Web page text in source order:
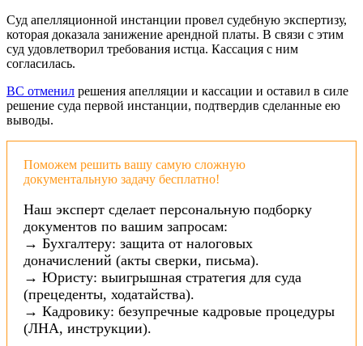
Суд апелляционной инстанции провел судебную экспертизу,
которая доказала занижение арендной платы. В связи с этим
суд удовлетворил требования истца. Кассация с ним
согласилась.
ВС отменил решения апелляции и кассации и оставил в силе
решение суда первой инстанции, подтвердив сделанные ею
выводы.
Поможем решить вашу самую сложную
документальную задачу бесплатно!
Наш эксперт сделает персональную подборку
документов по вашим запросам:
→ Бухгалтеру: защита от налоговых
доначислений (акты сверки, письма).
→ Юристу: выигрышная стратегия для суда
(прецеденты, ходатайства).
→ Кадровику: безупречные кадровые процедуры
(ЛНА, инструкции).